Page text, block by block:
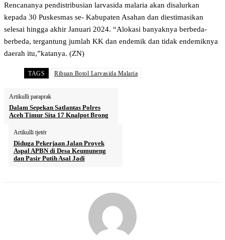
Rencananya pendistribusian larvasida malaria akan disalurkan
kepada 30 Puskesmas se- Kabupaten Asahan dan diestimasikan
selesai hingga akhir Januari 2024. “Alokasi banyaknya berbeda-
berbeda, tergantung jumlah KK dan endemik dan tidak endemiknya
daerah itu,”katanya. (ZN)
TAGS Ribuan Botol Larvasida Malaria
Artikulli paraprak
Dalam Sepekan Satlantas Polres
Aceh Timur Sita 17 Knalpot Brong
Artikulli tjetër
Diduga Pekerjaan Jalan Proyek
Aspal APBN di Desa Keumuneng
dan Pasir Putih Asal Jadi